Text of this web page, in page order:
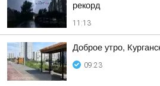
рекорд
11:13
Доброе утро,
09:23